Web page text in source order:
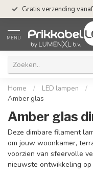
Gratis verzending
MENU
Home / LED lampen /
Amber glas
Amber glas
Deze dimbare filament
om jouw woonkamer,
voorzien van sfeervolle
nieuwste ontwikkeling op